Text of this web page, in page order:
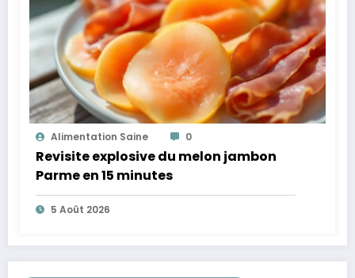
Alimentation Saine 0
Revisite explosive du melon jambon
Parme en 15 minutes
5 Août 2026